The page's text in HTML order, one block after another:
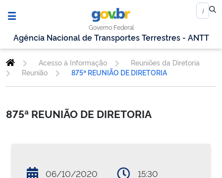
Governo Federal
Agência Nacional de Transportes Terrestres - ANTT
Acesso à Informação
Reuniões da Diretoria
Reunião
875ª REUNIÃO DE DIRETORIA
875ª REUNIÃO DE DIRETORIA
06/10/2020
15:30